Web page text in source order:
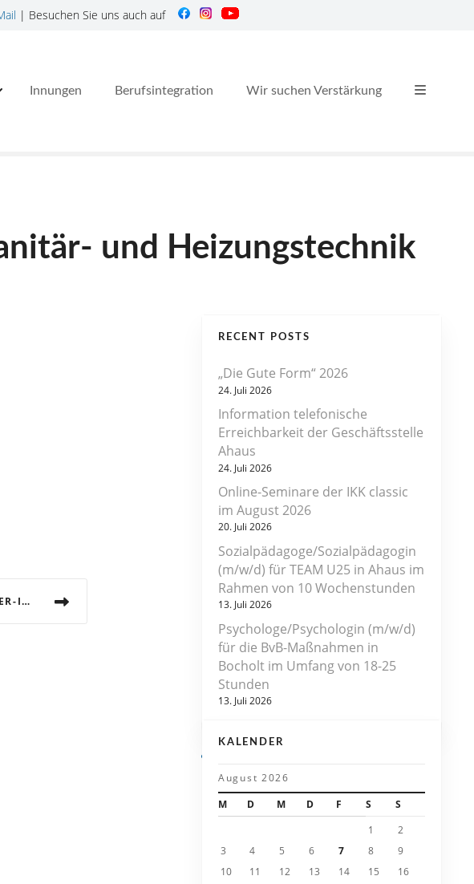
| Besuchen Sie uns auch auf
Innungen Berufsintegration Wir suchen Verstärkung
und Heizungstechnik
INNUNGSVERSAMMLUNG DER TISCHLER-INNUNG BOCHOLT
RECENT POSTS
„Die Gute Form“ 2026
24. Juli 2026
Information telefonische
Erreichbarkeit der Geschäftsstelle
Ahaus
24. Juli 2026
Online-Seminare der IKK classic
im August 2026
20. Juli 2026
Sozialpädagoge/Sozialpädagogin
(m/w/d) für TEAM U25 in Ahaus im
Rahmen von 10 Wochenstunden
13. Juli 2026
Psychologe/Psychologin (m/w/d)
für die BvB-Maßnahmen in
Bocholt im Umfang von 18-25
Stunden
13. Juli 2026
KALENDER
August 2026
M
D M D F S
S
1
2
3
4 5 6 7 8
9
10
11 12 13 14 15
16